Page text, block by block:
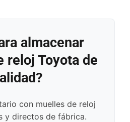
almacenar
reloj Toyota de
con muelles de reloj
y directos de fábrica.